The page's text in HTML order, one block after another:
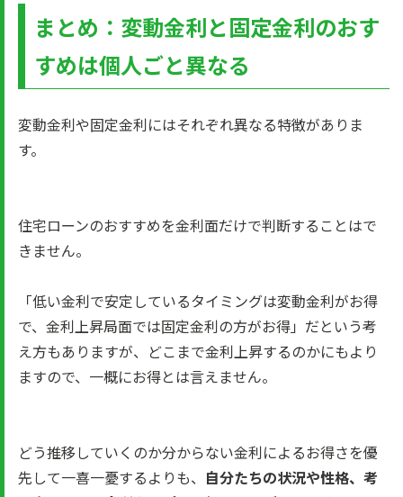
まとめ：変動金利と固定金利のおす
すめは個人ごと異なる
変動金利や固定金利にはそれぞれ異なる特徴がありま
す。
住宅ローンのおすすめを金利面だけで判断することはで
きません。
「低い金利で安定しているタイミングは変動金利がお得
で、金利上昇局面では固定金利の方がお得」だという考
え方もありますが、どこまで金利上昇するのかにもより
ますので、一概にお得とは言えません。
どう推移していくのか分からない金利によるお得さを優
先して一喜一憂するよりも、 自分たちの状況や性格、考